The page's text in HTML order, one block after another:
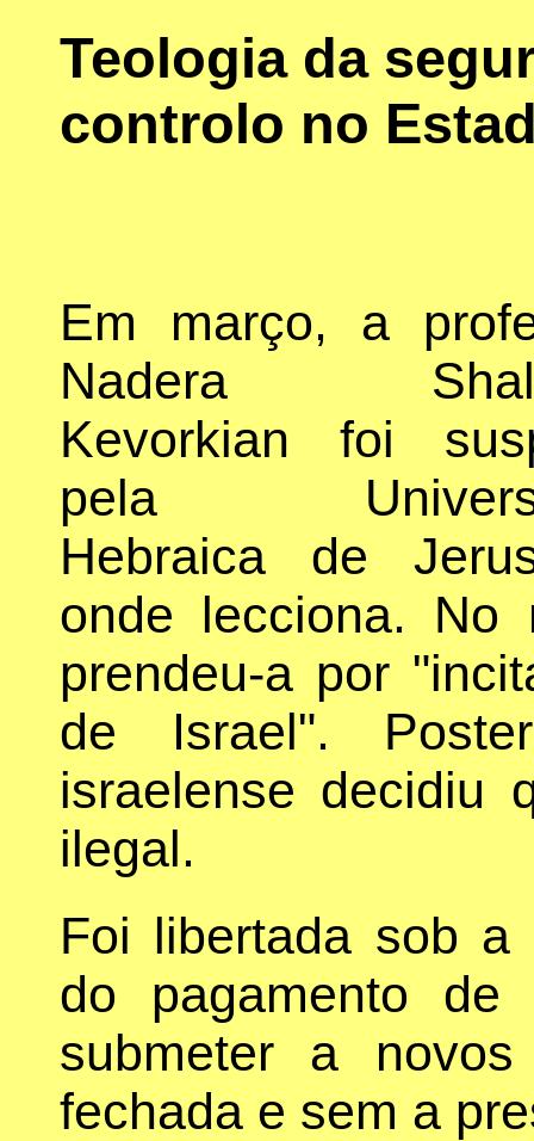
Teologia da
controlo no
Em março, a
Nadera
Kevorkian foi
pela
Hebraica de
onde lecciona. No
prendeu-a por
de Israel".
israelense decidiu
ilegal.
Foi libertada sob
do pagamento
submeter a
fechada e sem a